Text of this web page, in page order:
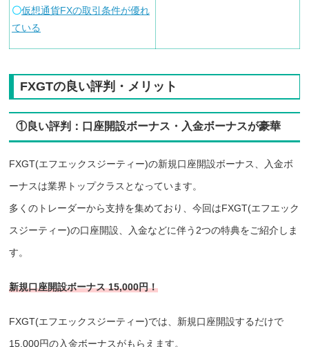
〇仮想通貨FXの取引条件が優れ
ている
FXGTの良い評判・メリット
①良い評判：口座開設ボーナス・入金ボーナスが豪華
FXGT(エフエックスジーティー)の新規口座開設ボーナス、入金ボ
ーナスは業界トップクラスとなっています。
多くのトレーダーから支持を集めており、今回はFXGT(エフエック
スジーティー)の口座開設、入金などに伴う2つの特典をご紹介しま
す。
新規口座開設ボーナス 15,000円！
FXGT(エフエックスジーティー)では、新規口座開設するだけで
15,000円の入金ボーナスがもらえます。